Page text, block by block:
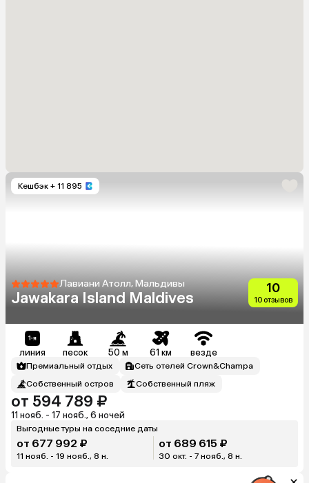
Кешбэк + 11 895
Лавиани Атолл, Мальдивы
Jawakara Island Maldives
10
10 отзывов
линия песок 50 м 61 км везде
Премиальный отдых
Сеть отелей Crown&Champa
Собственный остров
Собственный пляж
от 594 789 ₽
11 нояб. - 17 нояб., 6 ночей
Выгодные туры на соседние даты
от 677 992 ₽
11 нояб. - 19 нояб., 8 н.
от 689 615 ₽
30 окт. - 7 нояб., 8 н.